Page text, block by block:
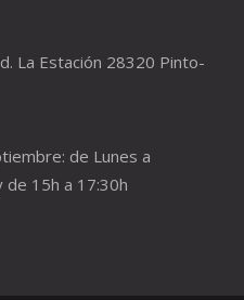
La Estación 28320 Pinto-
de Lunes a
de 15h a 17:30h